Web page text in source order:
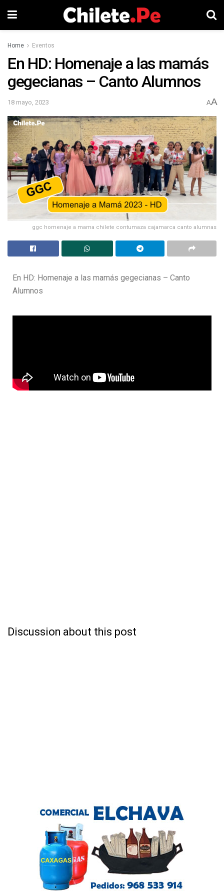
Home Eventos
En HD: Homenaje a las mamás
gegecianas – Canto Alumnos
18 mayo, 2023 AA
ggc homenaje a mama chilete contumaza cajamarca canto alumnas
En HD: Homenaje a las mamás gegecianas – Canto
Alumnos
Discussion about this post